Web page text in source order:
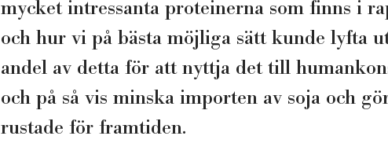
mycket intressanta proteinerna som finns i
och hur vi på bästa möjliga sätt kunde lyfta
andel av detta för att nyttja det till
och på så vis minska importen av soja och
rustade för framtiden.